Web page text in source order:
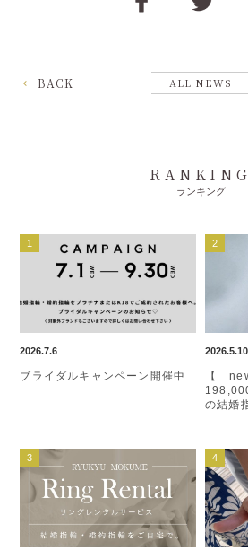
BACK ALL NEWS
RANKING
ランキング
2026.7.6
ブライダルキャンペーン開催中
2026.5.10
【
の結婚